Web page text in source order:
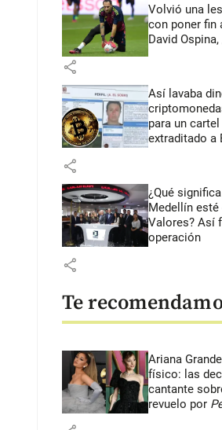
Volvió una
con poner fin
David
share
Así lavaba
para un
extraditado a
share
¿Qué
Medellín esté
Valores? Así
operación
share
Te
Ariana
físico: las
cantante
revuelo por